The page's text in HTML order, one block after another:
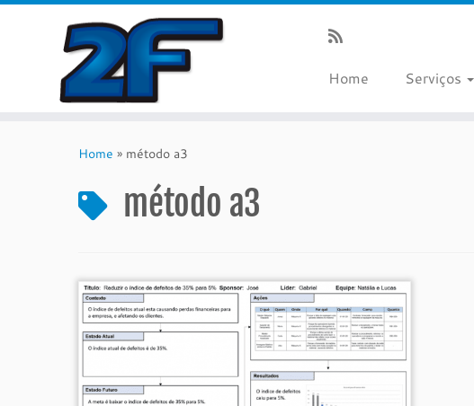
Home Serviços
Home » método a3
método a3